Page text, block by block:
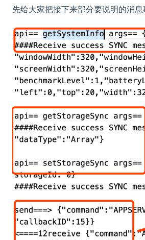
先给大家把接下来部分要说明的消